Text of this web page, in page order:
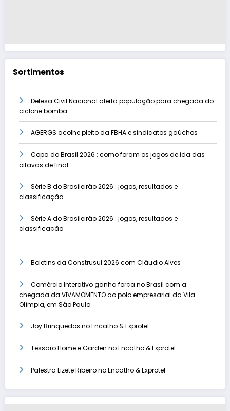
Sortimentos
Defesa Civil Nacional alerta população para chegada do
ciclone bomba
AGERGS acolhe pleito da FBHA e sindicatos gaúchos
Copa do Brasil 2026 : como foram os jogos de ida das
oitavas de final
Série B do Brasileirão 2026 : jogos, resultados e
classificação
Série A do Brasileirão 2026 : jogos, resultados e
classificação
Boletins da Construsul 2026 com Cláudio Alves
Comércio Interativo ganha força no Brasil com a
chegada da VIVAMOMENTO ao polo empresarial da Vila
Olímpia, em São Paulo
Joy Brinquedos no Encatho & Exprotel
Tessaro Home e Garden no Encatho & Exprotel
Palestra Lizete Ribeiro no Encatho & Exprotel